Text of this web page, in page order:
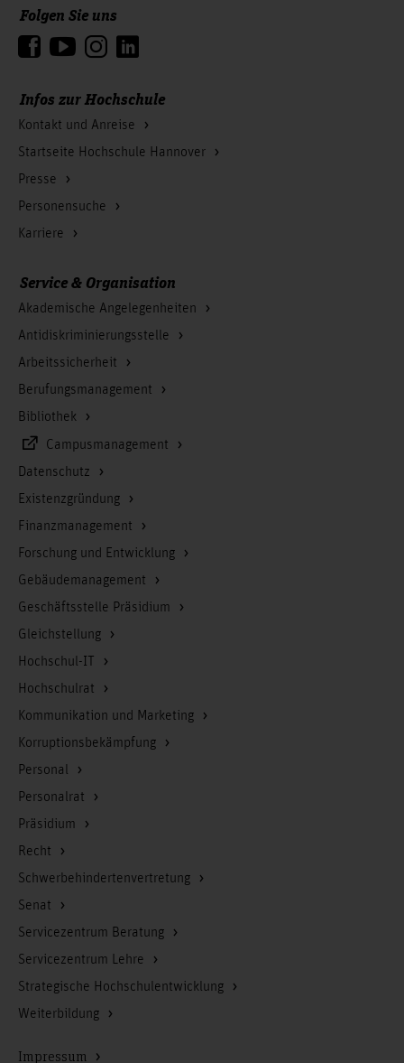
Infos zur Hochschule
Kontakt und Anreise
Startseite Hochschule Hannover
Presse
Personensuche
Karriere
Folgen Sie uns
Service & Organisation
Akademische Angelegenheiten
Antidiskriminierungsstelle
Arbeitssicherheit
Berufungsmanagement
Bibliothek
Campusmanagement
Datenschutz
Existenzgründung
Finanzmanagement
Forschung und Entwicklung
Gebäudemanagement
Geschäftsstelle Präsidium
Gleichstellung
Hochschul-IT
Hochschulrat
Kommunikation und Marketing
Korruptionsbekämpfung
Personal
Personalrat
Präsidium
Recht
Schwerbehindertenvertretung
Senat
Servicezentrum Beratung
Servicezentrum Lehre
Strategische Hochschulentwicklung
Weiterbildung
Impressum